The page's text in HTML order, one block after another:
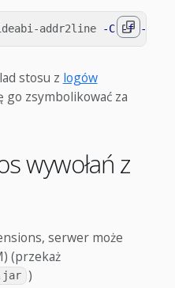
addr2line -C -f -e
stosu z logów
go zsymbolikować za
wywołań z
serwer może
(przekaż
)